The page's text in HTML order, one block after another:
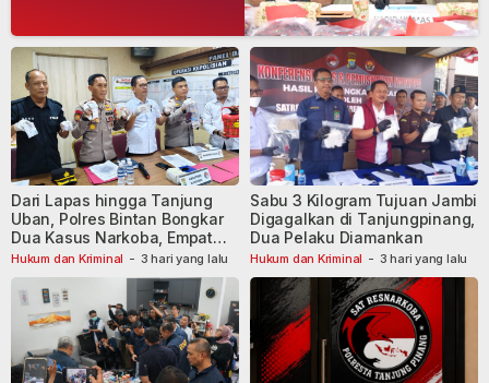
Hukum dan Kriminal - 3 hari yang lalu
Dari Lapas hingga Tanjung
Uban, Polres Bintan Bongkar
Dua Kasus Narkoba, Empat
Tersangka Dibekuk
Hukum dan Kriminal - 3 hari yang lalu
Sabu 3 Kilogram Tujuan Jambi
Digagalkan di Tanjungpinang,
Dua Pelaku Diamankan